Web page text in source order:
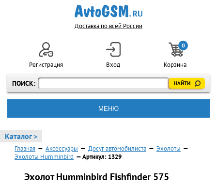
Доставка по всей России
ПОИСК:
Регистрация Вход
0
Корзина
МЕНЮ
Каталог >
Главная — Аксессуары — Досуг автомобилиста — Эхолоты —
Эхолоты Humminbird — Артикул: 1329
Эхолот Humminbird Fishfinder 575